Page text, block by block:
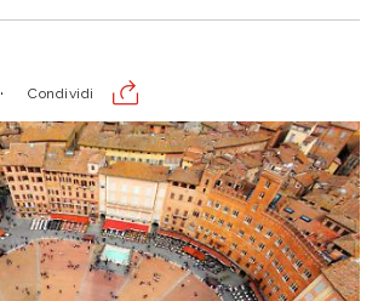
Condividi